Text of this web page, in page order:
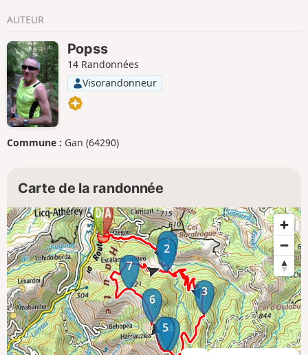
AUTEUR
Popss
14 Randonnées
Visorandonneur
Commune : Gan (64290)
Carte de la randonnée
1
2
3
4
5
6
7